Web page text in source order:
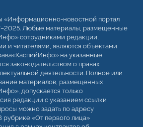
«Информационно-новостной портал
Любые материалы, размещенные
сотрудниками редакции,
и читателями, являются объектами
на указанные
законодательством о правах
деятельности. Полное или
материалов, размещенных
допускается только
редакции с указанием ссылки
можно задать по адресу
рубрике «От первого лица»